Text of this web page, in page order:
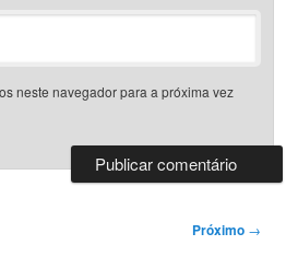
neste navegador para a próxima vez
Próximo →